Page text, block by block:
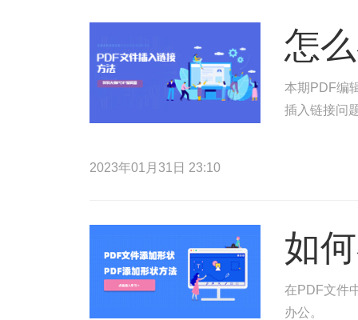
怎
本期PDF编
插入链接问
2023年01月31日 23:10
如
在PDF文件
办公。